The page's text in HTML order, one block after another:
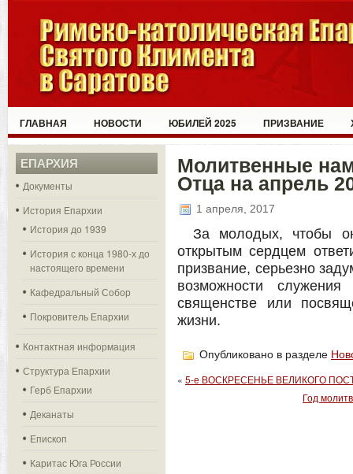
ГЛАВНАЯ НОВОСТИ ЮБИЛЕЙ 2025 ПРИЗВАНИЕ
ЕПАРХИЯ
Документы
История Епархии
История до 1939
История с конца 1980-х до
настоящего времени
Кафедральный Собор
Покровитель Епархии
Контактная информация
Структура Епархии
Герб Епархии
Деканаты
Епископ
Каритас Юга России
Молитвенные
Отца на апрель
1 апреля, 2017
За молодых, чтобы
открытым сердцем
призвание, серьезно
возможности
священстве или
жизни.
Опубликовано в разделе
« 5-е ВОСКРЕСЕНЬЕ ВЕЛИКОГО
Год